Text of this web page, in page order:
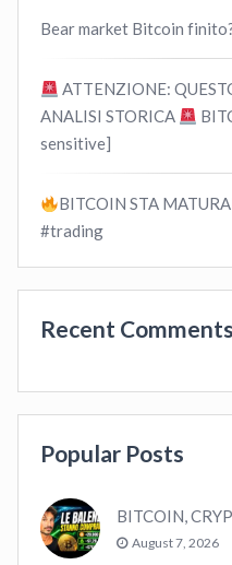
Bear market Bitcoin
ATTENZIONE:
ANALISI STORICA
sensitive]
BITCOIN STA
#trading
Recent Comments
Popular Posts
August 7, 2026